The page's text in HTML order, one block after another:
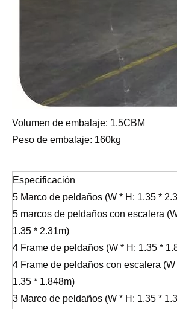
Volumen de embalaje: 1.5CBM
Peso de embalaje: 160kg
Especificación
5 Marco de peldaños (W * H: 1.35 *
5 marcos de peldaños con escalera
1.35 * 2.31m)
4 Frame de peldaños (W * H: 1.35 *
4 Frame de peldaños con escalera (W
1.35 * 1.848m)
3 Marco de peldaños (W * H: 1.35 *